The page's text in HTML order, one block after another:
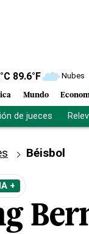
°C 89.6°F Nubes
Mundo
de jueces
Béisbol
+